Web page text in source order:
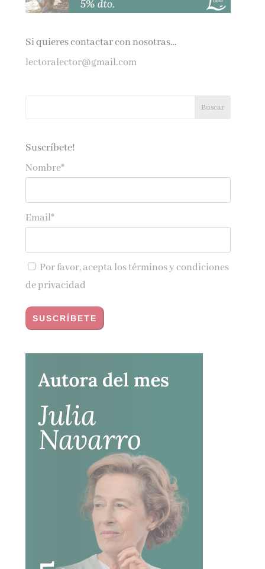
Si quieres contactar con nosotras…
lectoralector@gmail.com
Suscríbete!
Nombre*
Email*
Por favor, acepta lostérminos y condiciones
de privacidad